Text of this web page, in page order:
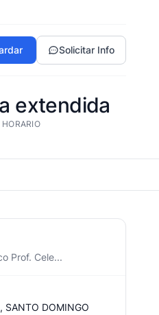
Solicitar Info
extendida
HORARIO
Prof. Cele...
SANTO DOMINGO